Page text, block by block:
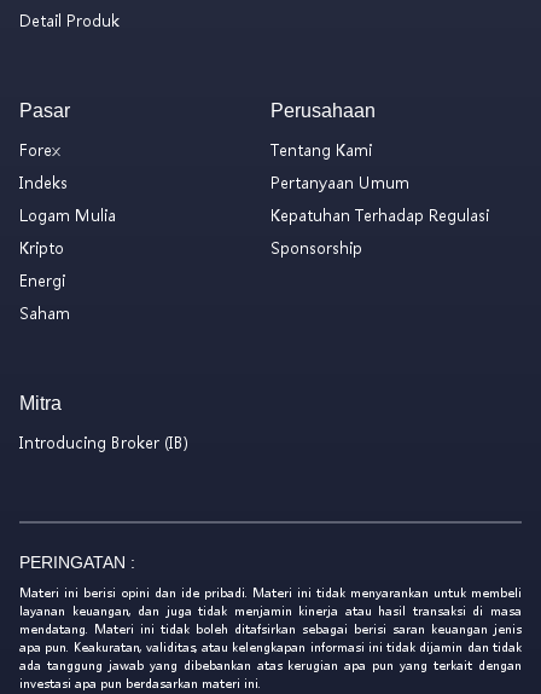
Detail Produk
Pasar
Forex
Indeks
Logam Mulia
Kripto
Energi
Saham
Perusahaan
Tentang Kami
Pertanyaan Umum
Kepatuhan Terhadap Regulasi
Sponsorship
Mitra
Introducing Broker (IB)
PERINGATAN :
Materi ini berisi opini dan ide pribadi. Materi ini tidak menyarankan untuk membeli
layanan keuangan, dan juga tidak menjamin kinerja atau hasil transaksi di masa
mendatang. Materi ini tidak boleh ditafsirkan sebagai berisi saran keuangan jenis
apa pun. Keakuratan, validitas, atau kelengkapan informasi ini tidak dijamin dan tidak
ada tanggung jawab yang dibebankan atas kerugian apa pun yang terkait dengan
investasi apa pun berdasarkan materi ini.